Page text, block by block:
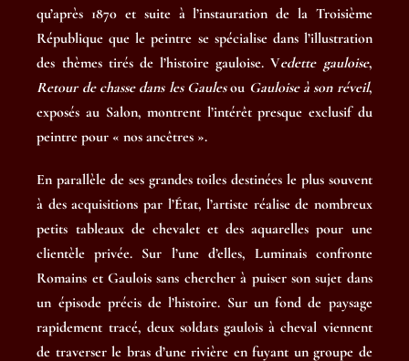
qu’après 1870 et suite à l’instauration de la Troisième
République que le peintre se spécialise dans l’illustration
des thèmes tirés de l’histoire gauloise. Vedette gauloise,
Retour de chasse dans les Gaulesou Gauloise à son réveil,
exposés au Salon, montrent l’intérêt presque exclusif du
peintre pour « nos ancêtres ».
En parallèle de ses grandes toiles destinées le plus souvent
à des acquisitions par l’État, l’artiste réalise de nombreux
petits tableaux de chevalet et des aquarelles pour une
clientèle privée. Sur l’une d’elles, Luminais confronte
Romains et Gaulois sans chercher à puiser son sujet dans
un épisode précis de l’histoire. Sur un fond de paysage
rapidement tracé, deux soldats gaulois à cheval viennent
de traverser le bras d’une rivière en fuyant un groupe de